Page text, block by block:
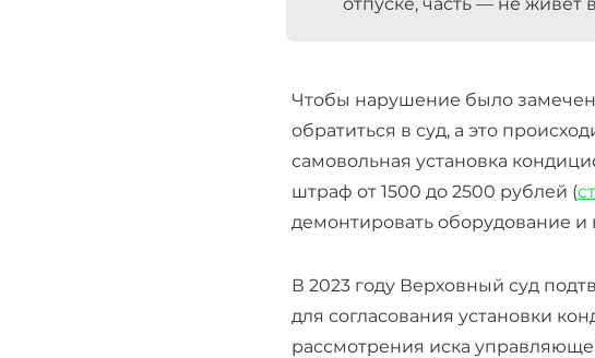
Чтобы нарушение было
обратиться в суд, а это
самовольная установка
штраф от 1500 до 2500 рублей (
демонтировать оборудование
В 2023 году Верховный суд
для согласования установки
рассмотрения иска